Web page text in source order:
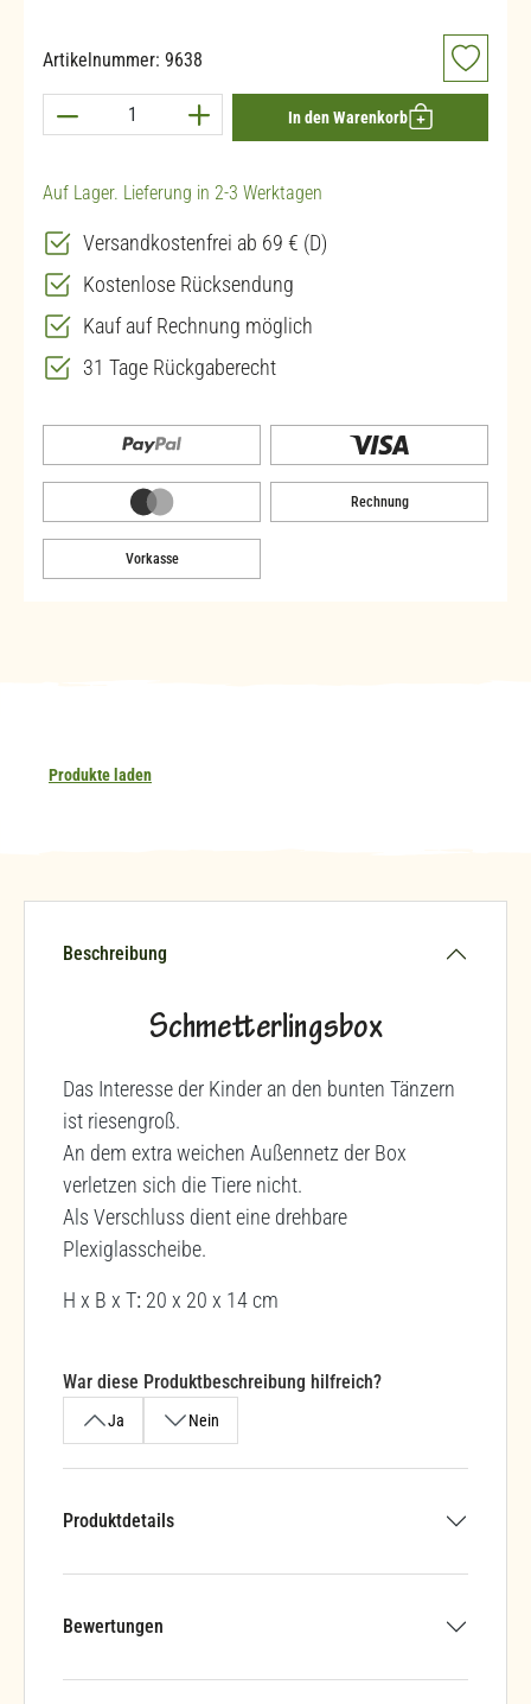
Artikelnummer: 9638
Produkt Anzahl: Gib den gewünschten Wert
In den Warenkorb
Auf Lager. Lieferung in 2-3 Werktagen
Versandkostenfrei ab 69 € (D)
Kostenlose Rücksendung
Kauf auf Rechnung möglich
31 Tage Rückgaberecht
Rechnung
Vorkasse
Produkte laden
Beschreibung
Schmetterlingsbox
Das Interesse der Kinder an den bunten Tänzern
ist riesengroß.
An dem extra weichen Außennetz der Box
verletzen sich die Tiere nicht.
Als Verschluss dient eine drehbare
Plexiglasscheibe.
H x B x T: 20 x 20 x 14 cm
War diese Produktbeschreibung hilfreich?
Ja Nein
Produktdetails
Bewertungen